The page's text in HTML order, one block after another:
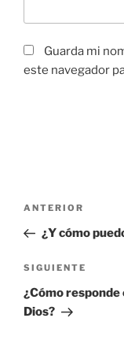
Guarda mi
este navegador
Navegación
entradas
Entrada
anterior:
ANTERIOR
¿Y cómo
Siguiente
entrada
SIGUIENTE
¿Cómo responde
Dios?